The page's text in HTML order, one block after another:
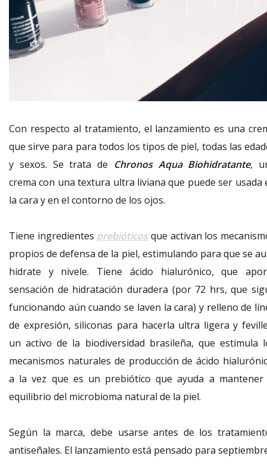
Con respecto al tratamiento, el lanzamiento es una
que sirve para para todos los tipos de piel, todas las
y sexos. Se trata de Chronos Aqua Biohidratante,
crema con una textura ultra liviana que puede ser usada
la cara y en el contorno de los ojos.
Tiene ingredientes prebióticosque activan los
propios de defensa de la piel, estimulando para que se
hidrate y nivele. Tiene ácido hialurónico, que
sensación de hidratación duradera (por 72 hrs, que
funcionando aún cuando se laven la cara) y relleno de
de expresión, siliconas para hacerla ultra ligera y
un activo de la biodiversidad brasileña, que estimula
mecanismos naturales de producción de ácido
a la vez que es un prebiótico que ayuda a mantener
equilibrio del microbioma natural de la piel.
Según la marca, debe usarse antes de los
antiseñales. El lanzamiento está pensado para